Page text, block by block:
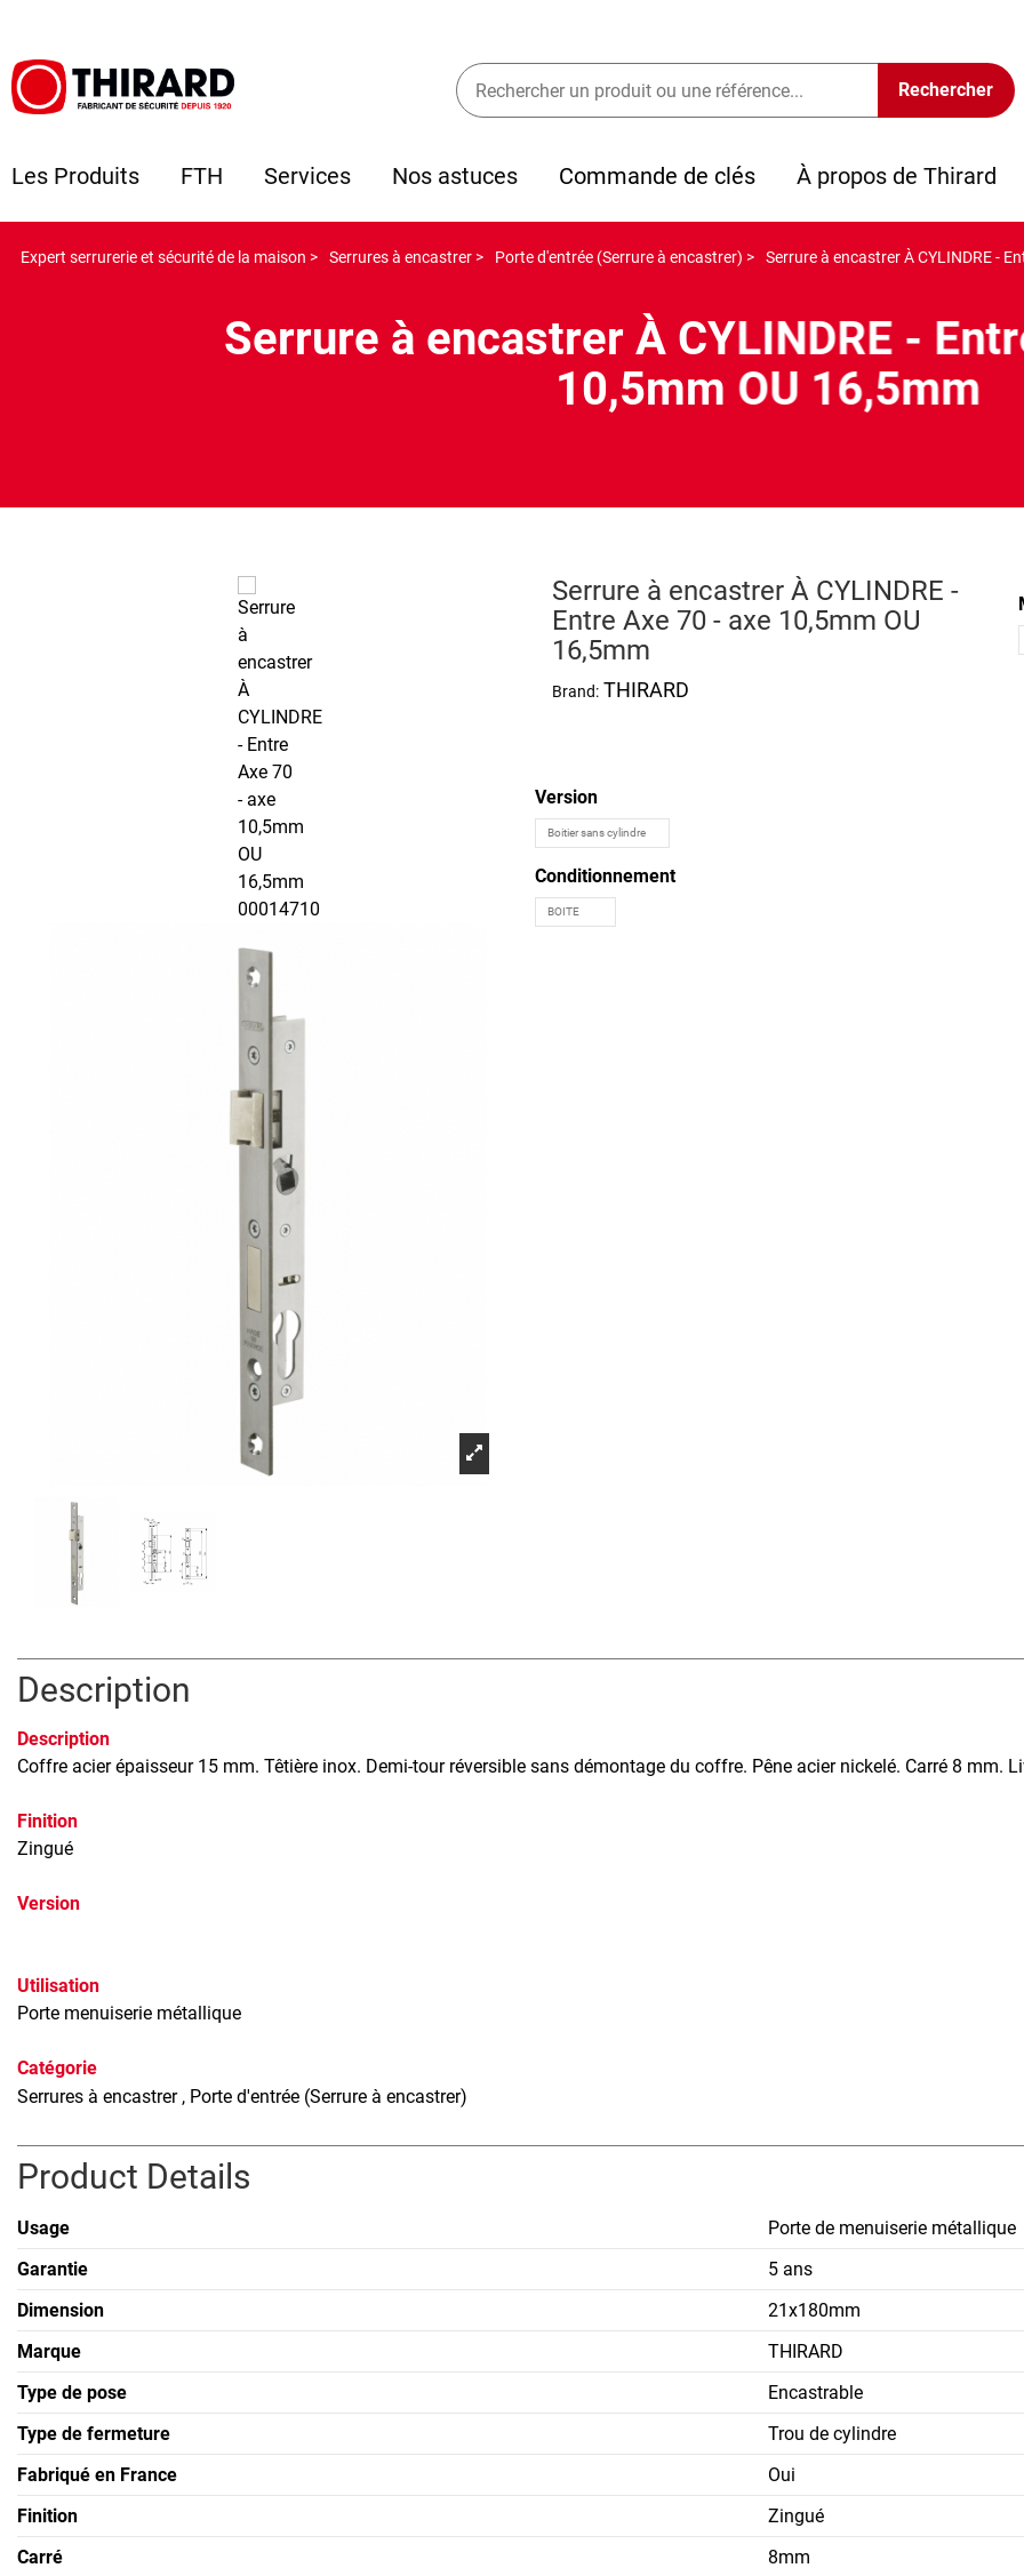
Les Produits FTH Services Nos astuces Commande de clés À propos de Thirard
Expert serrurerie et sécurité de la maison > Serrures à encastrer > Porte d'entrée (Serrure à encastrer) > Serrure à encastrer À CYLINDRE -
Serrure à encastrer À CYLINDRE -
10,5mm OU 16,5mm
Serrure à encastrer À CYLINDRE -
Entre Axe 70 - axe 10,5mm OU
16,5mm
Brand: THIRARD
Version
Conditionnement
Description
Description
Coffre acier épaisseur 15 mm. Têtière inox. Demi-tour réversible sans démontage du coffre. Pêne acier nickelé. Carré 8 mm.
Finition
Zingué
Version
Utilisation
Porte menuiserie métallique
Catégorie
Serrures à encastrer , Porte d'entrée (Serrure à encastrer)
Product Details
Usage
Porte de menuiserie métallique
Garantie
5 ans
Dimension
21x180mm
Marque
THIRARD
Type de pose
Encastrable
Type de fermeture
Trou de cylindre
Fabriqué en France
Oui
Finition
Zingué
Carré
8mm